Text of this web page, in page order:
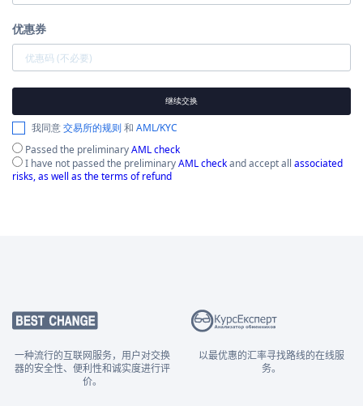
优惠券
继续交换
我同意交易所的规则和 AML/KYC
Passed the preliminaryAML check
I have not passed the preliminaryAML checkand accept all associated
risks, as well as the terms of refund
一种流行的互联网服务，用户对交换
器的安全性、便利性和诚实度进行评
价。
以最优惠的汇率寻找路线的在线服
务。